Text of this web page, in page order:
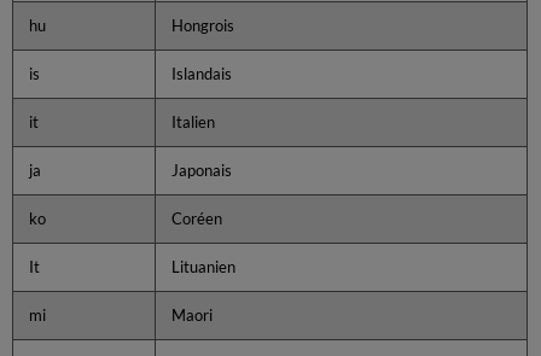
hu Hongrois
is Islandais
it Italien
ja Japonais
ko Coréen
It Lituanien
mi Maori